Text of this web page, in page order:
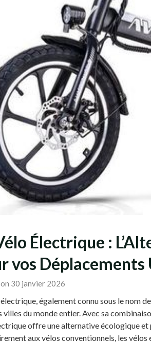
Électrique :
vos Déplacements
30 janvier 2026
également connu sous le nom
villes du monde entier. Avec sa
offre une alternative écologique
aux vélos conventionnels, les vélos